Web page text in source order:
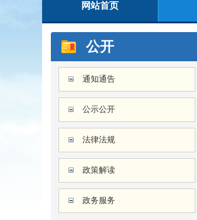
网站首页
公开
通知通告
公示公开
法律法规
政策解读
政务服务